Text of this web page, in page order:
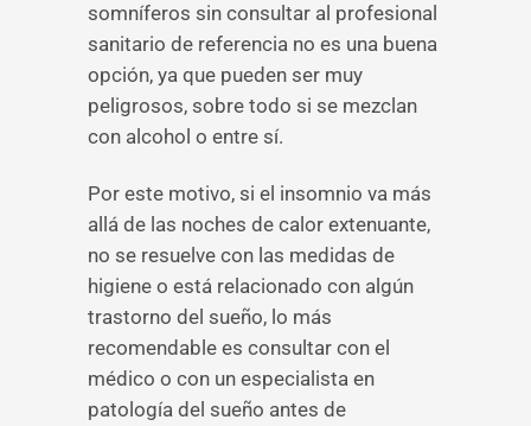
somníferos sin consultar al profesional
sanitario de referencia no es una buena
opción, ya que pueden ser muy
peligrosos, sobre todo si se mezclan
con alcohol o entre sí.
Por este motivo, si el insomnio va más
allá de las noches de calor extenuante,
no se resuelve con las medidas de
higiene o está relacionado con algún
trastorno del sueño, lo más
recomendable es consultar con el
médico o con un especialista en
patología del sueño antes de